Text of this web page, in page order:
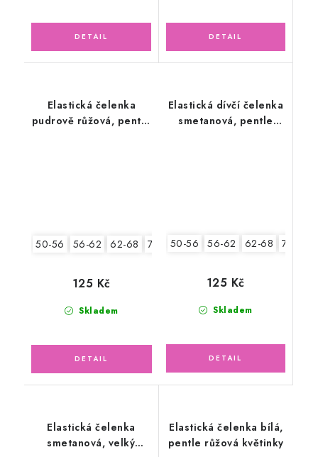
Elastická čelenka
pudrově růžová, pentle
50-56 56-62 62-68 74-86
Skladem
125 Kč
Elastická dívčí čelenka
smetanová, pentle
50-56 56-62 62-68 74-86
Skladem
125 Kč
Elastická čelenka
smetanová, velký
Elastická čelenka bílá,
pentle růžová květinky